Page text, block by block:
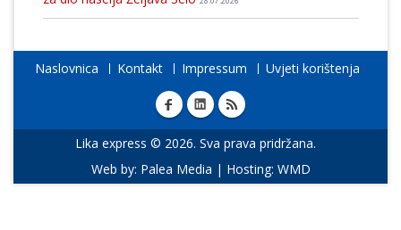
Naslovnica Kontakt Impressum Uvjeti korištenja
Lika express © 2026. Sva prava pridržana.
Web by: Palea Media | Hosting: WMD